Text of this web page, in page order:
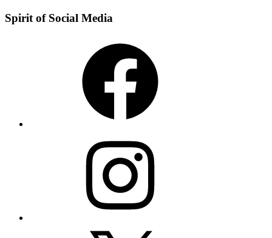
Spirit of Social Media